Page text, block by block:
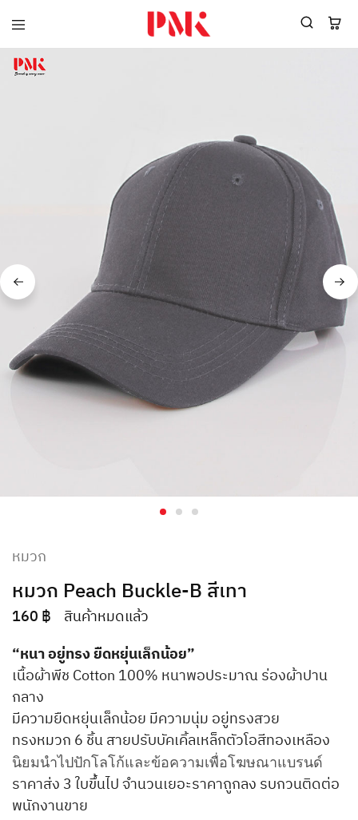
PMK
ยูนิฟอร์ม
พร้อม
โลโก้
ผู้
อุตสาหกรรม
เขียว
ระดับ
ที่2
หมวก
หมวก Peach Buckle-B สีเทา
160 ฿ สินค้าหมดแล้ว
“หนา อยู่ทรง ยืดหยุ่นเล็กน้อย”
เนื้อผ้าพีช Cotton 100% หนาพอประมาณ ร่องผ้าปาน
กลาง
มีความยืดหยุ่นเล็กน้อย มีความนุ่ม อยู่ทรงสวย
ทรงหมวก 6 ชิ้น สายปรับบัคเคิ้ลเหล็กตัวโอสีทองเหลือง
นิยมนำไปปักโลโก้และข้อความเพื่อโฆษณาแบรนด์
ราคาส่ง 3 ใบขึ้นไป จำนวนเยอะราคาถูกลง รบกวนติดต่อ
พนักงานขาย